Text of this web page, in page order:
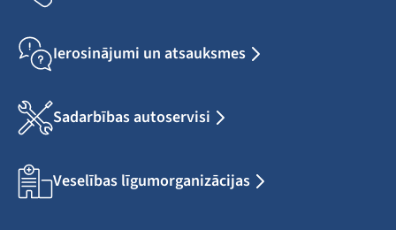
Ierosinājumi un atsauksmes
Sadarbības autoservisi
Veselības līgumorganizācijas